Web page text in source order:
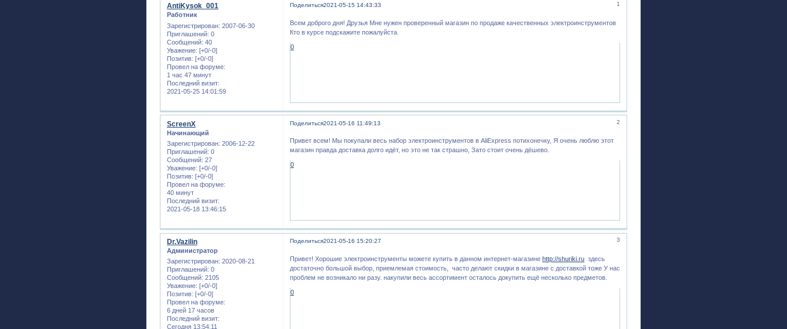
Поделиться 1
2021-05-15 14:43:33
AntiKysok_001
Работник
Зарегистрирован: 2007-06-30
Приглашений: 0
Сообщений: 40
Уважение: [+0/-0]
Позитив: [+0/-0]
Провел на форуме:
1 час 47 минут
Последний визит:
2021-05-25 14:01:59
Всем доброго дня! Друзья Мне нужен проверенный магазин по продаже качественных электроинструментов
Кто в курсе подскажите пожалуйста.
0
Поделиться 2
2021-05-16 11:49:13
ScreenX
Начинающий
Зарегистрирован: 2006-12-22
Приглашений: 0
Сообщений: 27
Уважение: [+0/-0]
Позитив: [+0/-0]
Провел на форуме:
40 минут
Последний визит:
2021-05-18 13:46:15
Привет всем! Мы покупали весь набор электроинструментов в AliExpress потихонечку, Я очень люблю этот
магазин правда доставка долго идёт, но это не так страшно, Зато стоит очень дёшево.
0
Поделиться 3
2021-05-16 15:20:27
Dr.Vazilin
Администратор
Зарегистрирован: 2020-08-21
Приглашений: 0
Сообщений: 2105
Уважение: [+0/-0]
Позитив: [+0/-0]
Провел на форуме:
6 дней 17 часов
Последний визит:
Сегодня 13:54:11
Привет! Хорошие электроинструменты можете купить в данном интернет-магазинеhttp://shuriki.ru здесь
достаточно большой выбор, приемлемая стоимость, часто делают скидки в магазине с доставкой тоже У нас
проблем не возникало ни разу. накупили весь ассортимент осталось докупить ещё несколько предметов.
0